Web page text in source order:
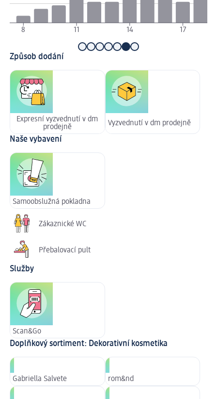
8 11 14 17
Způsob dodání
Expresní vyzvednutí v dm
prodejně
Vyzvednutí v dm prodejně
Naše vybavení
Samoobslužná pokladna
Zákaznické WC
Přebalovací pult
Služby
Scan&Go
Doplňkový sortiment: Dekorativní kosmetika
Gabriella Salvete rom&nd